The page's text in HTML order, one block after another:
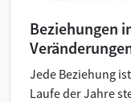
Beziehungen
Jede Beziehung
Laufe der Jahre